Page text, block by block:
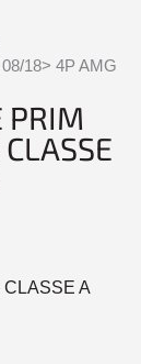
18> 4P AMG
PRIM
A